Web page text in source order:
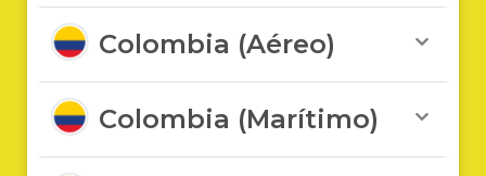
Colombia (Aéreo)
Colombia (Marítimo)